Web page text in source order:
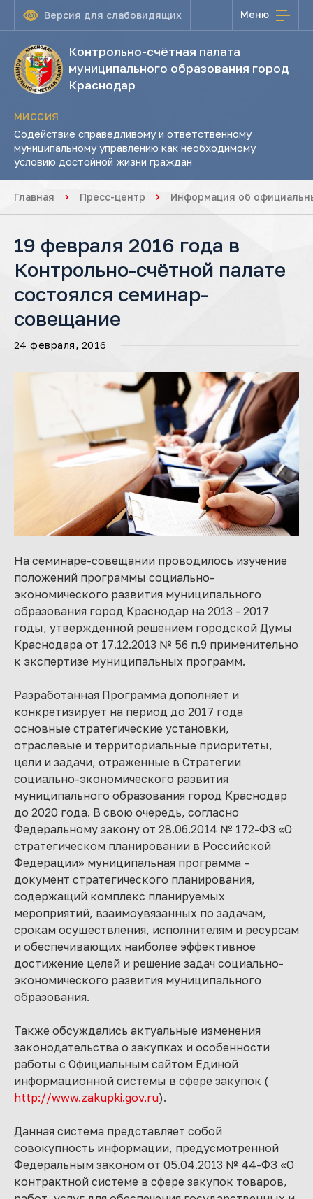
Версия для слабовидящих Меню
Контрольно-счётная палата
муниципального образования город
Краснодар
МИССИЯ
Содействие справедливому и ответственному
муниципальному управлению как необходимому
условию достойной жизни граждан
Главная Пресс-центр Информация об
19 февраля 2016 года в
Контрольно-счётной палате
состоялся семинар-
совещание
24 февраля, 2016
На семинаре-совещании проводилось изучение
положений программы социально-
экономического развития муниципального
образования город Краснодар на 2013 - 2017
годы, утвержденной решением городской Думы
Краснодара от 17.12.2013 № 56 п.9 применительно
к экспертизе муниципальных программ.
Разработанная Программа дополняет и
конкретизирует на период до 2017 года
основные стратегические установки,
отраслевые и территориальные приоритеты,
цели и задачи, отраженные в Стратегии
социально-экономического развития
муниципального образования город Краснодар
до 2020 года. В свою очередь, согласно
Федеральному закону от 28.06.2014 № 172-ФЗ «О
стратегическом планировании в Российской
Федерации» муниципальная программа –
документ стратегического планирования,
содержащий комплекс планируемых
мероприятий, взаимоувязанных по задачам,
срокам осуществления, исполнителям и ресурсам
и обеспечивающих наиболее эффективное
достижение целей и решение задач социально-
экономического развития муниципального
образования.
Также обсуждались актуальные изменения
законодательства о закупках и особенности
работы с Официальным сайтом Единой
информационной системы в сфере закупок (
http://www.zakupki.gov.ru).
Данная система представляет собой
совокупность информации, предусмотренной
Федеральным законом от 05.04.2013 № 44-ФЗ «О
контрактной системе в сфере закупок товаров,